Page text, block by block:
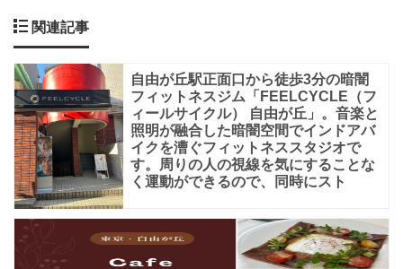
近
く
で
す。
綺
麗
な
ビ
ル
関連記事
自由が丘駅正面口から徒歩3分の暗闇
フィットネスジム「FEELCYCLE（フ
ィールサイクル） 自由が丘」。音楽と
照明が融合した暗闇空間でインドアバ
イクを漕ぐフィットネススタジオで
す。周りの人の視線を気にすることな
く運動ができるので、同時にスト